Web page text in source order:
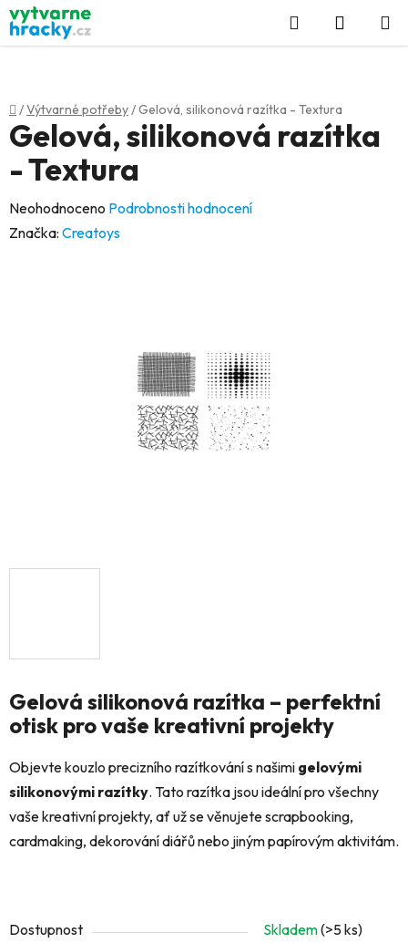
Přejít
na
obsah
Hledat
KOŠÍK
Domů
/Výtvarné potřeby/Gelová, silikonová razítka - Textura
Gelová silikonová razítka – perfektní
otisk pro vaše kreativní projekty
Objevte kouzlo precizního razítkování s našimi gelovými
silikonovými razítky. Tato razítka jsou ideální pro všechny
vaše kreativní projekty, ať už se věnujete scrapbooking,
cardmaking, dekorování diářů nebo jiným papírovým aktivitám.
Dostupnost Skladem(>5 ks)
Gelová, silikonová razítka
- Textura
Průměrné
hodnocení
Neohodnoceno Podrobnosti hodnocení
Značka: Creatoys